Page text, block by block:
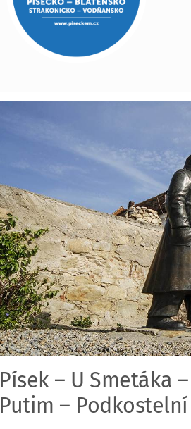
Písek – U Smetáka
Putim –